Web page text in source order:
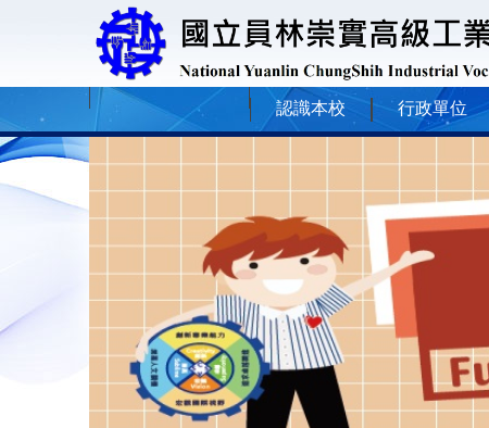
認識本校 行政單位